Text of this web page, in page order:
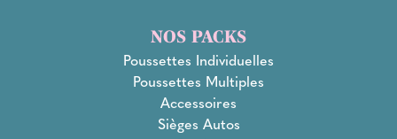
NOS PACKS
Poussettes Individuelles
Poussettes Multiples
Accessoires
Sièges Autos